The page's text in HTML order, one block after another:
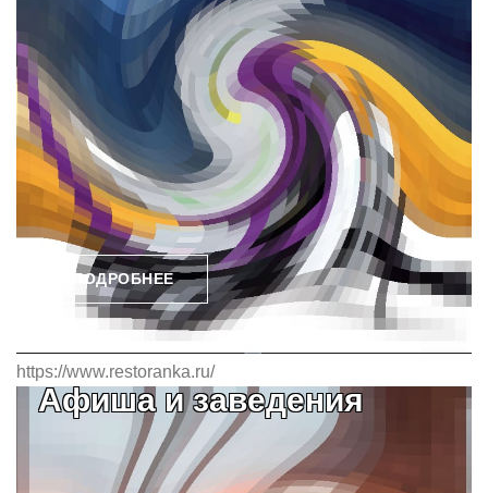
ПОДРОБНЕЕ
https://www.restoranka.ru/
Афиша и заведения